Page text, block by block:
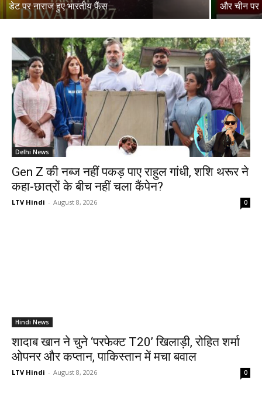
डेट पर नाराज हुए भारतीय फैंस
और चीन पर
Delhi News
Gen Z की नब्ज नहीं पकड़ पाए राहुल गांधी, शशि थरूर ने
कहा-छात्रों के बीच नहीं चला कैंपेन?
LTV Hindi - August 8, 2026 0
Hindi News
शादाब खान ने चुने ‘परफेक्ट T20’ खिलाड़ी, रोहित शर्मा
ओपनर और कप्तान, पाकिस्तान में मचा बवाल
LTV Hindi - August 8, 2026 0